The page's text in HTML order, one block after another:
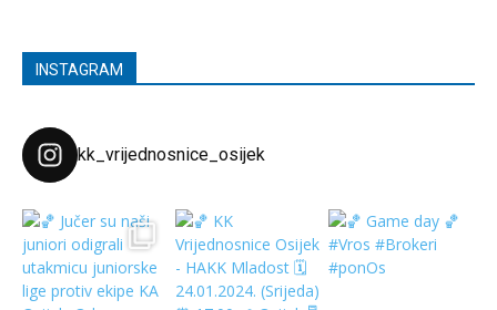
INSTAGRAM
kk_vrijednosnice_osijek